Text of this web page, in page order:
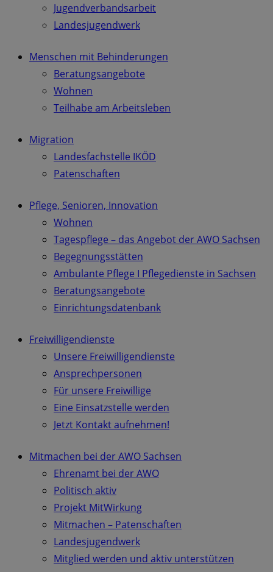
Jugendverbandsarbeit
Landesjugendwerk
Menschen mit Behinderungen
Beratungsangebote
Wohnen
Teilhabe am Arbeitsleben
Migration
Landesfachstelle IKÖD
Patenschaften
Pflege, Senioren, Innovation
Wohnen
Tagespflege – das Angebot der AWO Sachsen
Begegnungsstätten
Ambulante Pflege I Pflegedienste in Sachsen
Beratungsangebote
Einrichtungsdatenbank
Freiwilligendienste
Unsere Freiwilligendienste
Ansprechpersonen
Für unsere Freiwillige
Eine Einsatzstelle werden
Jetzt Kontakt aufnehmen!
Mitmachen bei der AWO Sachsen
Ehrenamt bei der AWO
Politisch aktiv
Projekt MitWirkung
Mitmachen – Patenschaften
Landesjugendwerk
Mitglied werden und aktiv unterstützen